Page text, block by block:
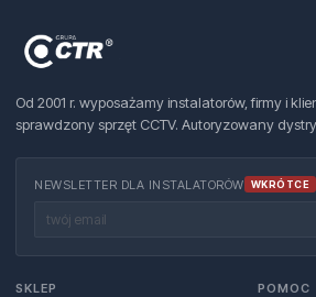
Od 2001 r. wyposażamy instalatorów, firmy i
sprawdzony sprzęt CCTV. Autoryzowany
NEWSLETTER DLA INSTALATORÓW WKRÓTCE
SKLEP POMOC